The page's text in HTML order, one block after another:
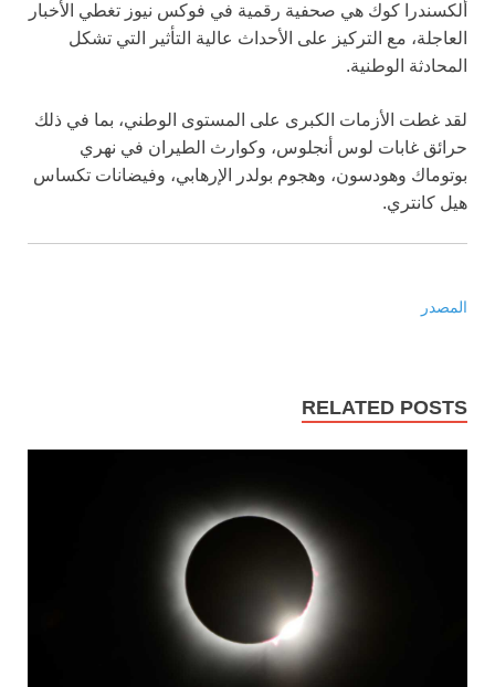
ألكسندرا كوك هي صحفية رقمية في فوكس نيوز تغطي الأخبار
العاجلة، مع التركيز على الأحداث عالية التأثير التي تشكل
المحادثة الوطنية.
لقد غطت الأزمات الكبرى على المستوى الوطني، بما في ذلك
حرائق غابات لوس أنجلوس، وكوارث الطيران في نهري
بوتوماك وهودسون، وهجوم بولدر الإرهابي، وفيضانات تكساس
هيل كانتري.
المصدر
RELATED POSTS